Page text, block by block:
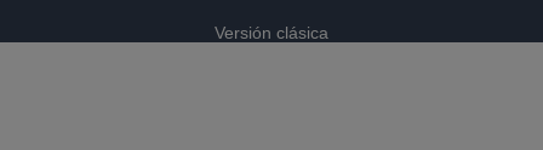
Versión clásica